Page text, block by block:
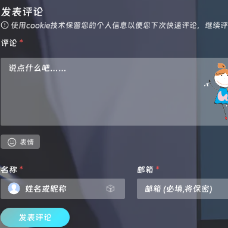
发表评论
使用cookie技术保留您的个人信息以便您下次快速评论，继续
评论 *
表情
名称 *
🎲
邮箱 *
发表评论